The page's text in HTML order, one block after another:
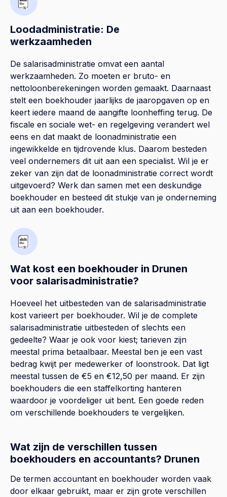
Loodadministratie: De
werkzaamheden
De salarisadministratie omvat een aantal
werkzaamheden. Zo moeten er bruto- en
nettoloonberekeningen worden gemaakt. Daarnaast
stelt een boekhouder jaarlijks de jaaropgaven op en
keert iedere maand de aangifte loonheffing terug. De
fiscale en sociale wet- en regelgeving verandert wel
eens en dat maakt de loonadministratie een
ingewikkelde en tijdrovende klus. Daarom besteden
veel ondernemers dit uit aan een specialist. Wil je er
zeker van zijn dat de loonadministratie correct wordt
uitgevoerd? Werk dan samen met een deskundige
boekhouder en besteed dit stukje van je onderneming
uit aan een boekhouder.
Wat kost een boekhouder in Drunen
voor salarisadministratie?
Hoeveel het uitbesteden van de salarisadministratie
kost varieert per boekhouder. Wil je de complete
salarisadministratie uitbesteden of slechts een
gedeelte? Waar je ook voor kiest; tarieven zijn
meestal prima betaalbaar. Meestal ben je een vast
bedrag kwijt per medewerker of loonstrook. Dat ligt
meestal tussen de €5 en €12,50 per maand. Er zijn
boekhouders die een staffelkorting hanteren
waardoor je voordeliger uit bent. Een goede reden
om verschillende boekhouders te vergelijken.
Wat zijn de verschillen tussen
boekhouders en accountants? Drunen
De termen accountant en boekhouder worden vaak
door elkaar gebruikt, maar er zijn grote verschillen